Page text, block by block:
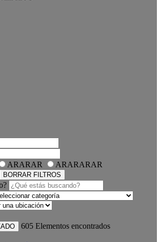
ARARAR ARARARAR
BORRAR FILTROS
605 Elementos encontrados